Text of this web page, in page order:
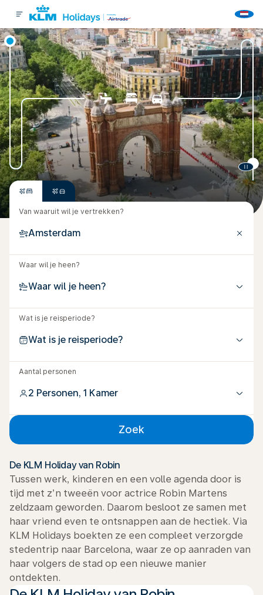
Van waaruit wil je vertrekken?
Amsterdam
Waar wil je heen?
Waar wil je heen?
Wat is je reisperiode?
Wat is je reisperiode?
Aantal personen
2 Personen, 1 Kamer
Zoek
De KLM Holiday van Robin
Tussen werk, kinderen en een volle agenda door is
tijd met z’n tweeën voor actrice Robin Martens
zeldzaam geworden. Daarom besloot ze samen met
haar vriend even te ontsnappen aan de hectiek. Via
KLM Holidays boekten ze een compleet verzorgde
stedentrip naar Barcelona, waar ze op aanraden van
haar volgers de stad op een nieuwe manier
ontdekten.